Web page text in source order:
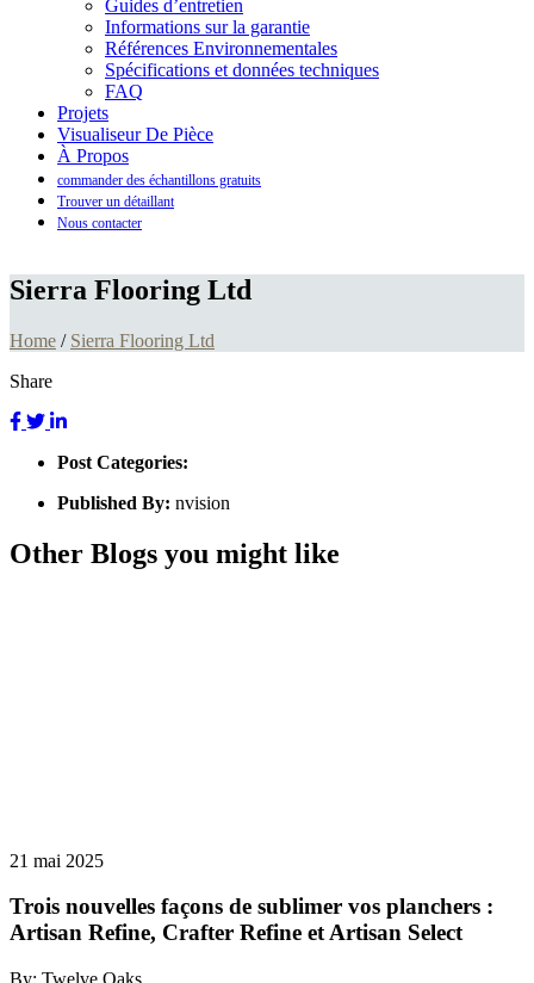
Guides d’entretien
Informations sur la garantie
Références Environnementales
Spécifications et données techniques
FAQ
Projets
Visualiseur De Pièce
À Propos
commander des échantillons gratuits
Trouver un détaillant
Nous contacter
Sierra Flooring Ltd
Home / Sierra Flooring Ltd
Share
Post Categories:
Published By: nvision
Other Blogs you might like
21 mai 2025
Trois nouvelles façons de sublimer vos planchers :
Artisan Refine, Crafter Refine et Artisan Select
By: Twelve Oaks